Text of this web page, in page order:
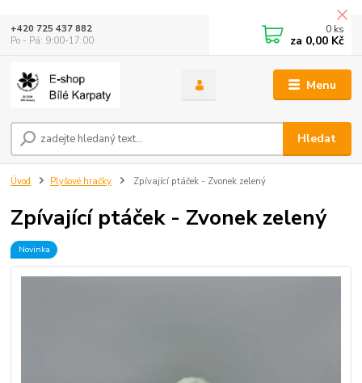
Menu
Hledat
+420 725 437 882
Po - Pá: 9:00-17:00
0 ks
za 0,00 Kč
Úvod Plyšové hračky Zpívající ptáček - Zvonek zelený
Zpívající ptáček - Zvonek zelený
Novinka